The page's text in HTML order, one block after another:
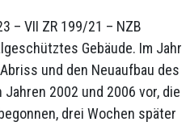
– VII ZR 199/21 – NZB
Gebäude. Im Jahr
und den Neuaufbau des
2002 und 2006 vor, die
drei Wochen später